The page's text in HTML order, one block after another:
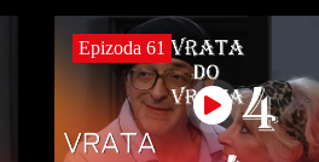
Epizoda 61